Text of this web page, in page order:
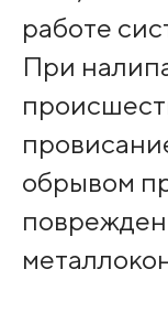
работе
При
обрывом